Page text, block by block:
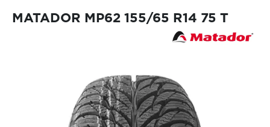
MATADOR MP62 155/65 R14 75 T